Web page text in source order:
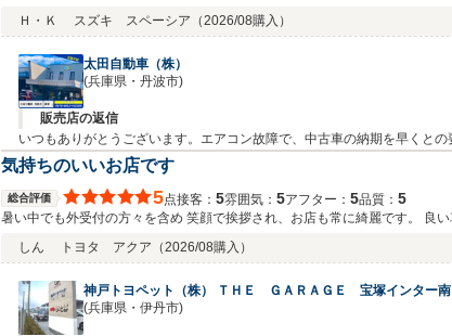
た。 今後も何かあればぜひ相談させていただきたいと思っています！
Ｈ・Ｋ スズキ スペーシア （2026/08購入）
太田自動車（株）
(兵庫県・丹波市)
販売店の返信
いつもありがとうございます。エアコン故障で、中古車の納期を早くと
気持ちのいいお店です
総合評価 5点接客： 5雰囲気： 5アフター： 5品質： 5
暑い中でも外受付の方々を含め 笑顔で挨拶され、お店も常に綺麗です。 良
しん
トヨタ アクア （2026/08購入）
神戸トヨペット（株） ＴＨＥ ＧＡＲＡＧＥ 宝塚インター南
(兵庫県・伊丹市)